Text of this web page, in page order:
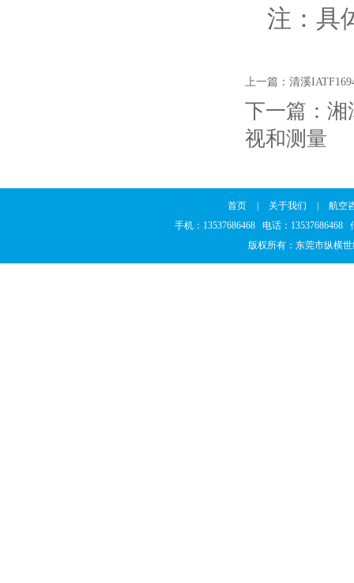
注：具
上一篇： 清溪
下一篇： 湘
视和测量
首页 关于我们
航空
手机：13537686468 电话：13537686468
版权所有：东莞市纵横